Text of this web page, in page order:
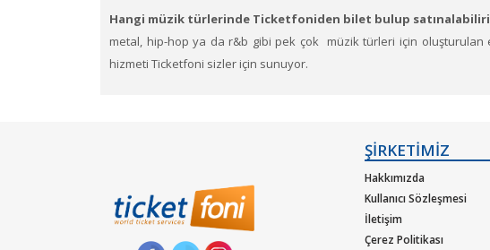
Hangi müzik türlerinde Ticketfoniden bilet bulup
metal, hip-hop ya da r&b gibi pek çok müzik türleri için
hizmeti Ticketfoni sizler için sunuyor.
ŞİRKETİMİZ
Hakkımızda
Kullanıcı Sözleşmesi
İletişim
Çerez Politikası